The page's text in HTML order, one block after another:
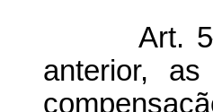
Art. 5
anterior,